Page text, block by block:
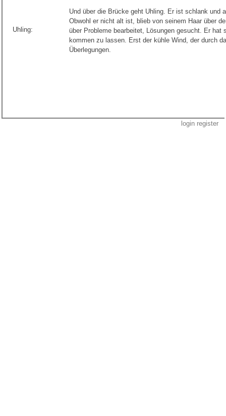
Uhling:
Und über die Brücke geht Uhling. Er ist schlank und
Obwohl er nicht alt ist, blieb von seinem Haar über
über Probleme bearbeitet, Lösungen gesucht. Er
kommen zu lassen. Erst der kühle Wind, der durch
Überlegungen.
login register